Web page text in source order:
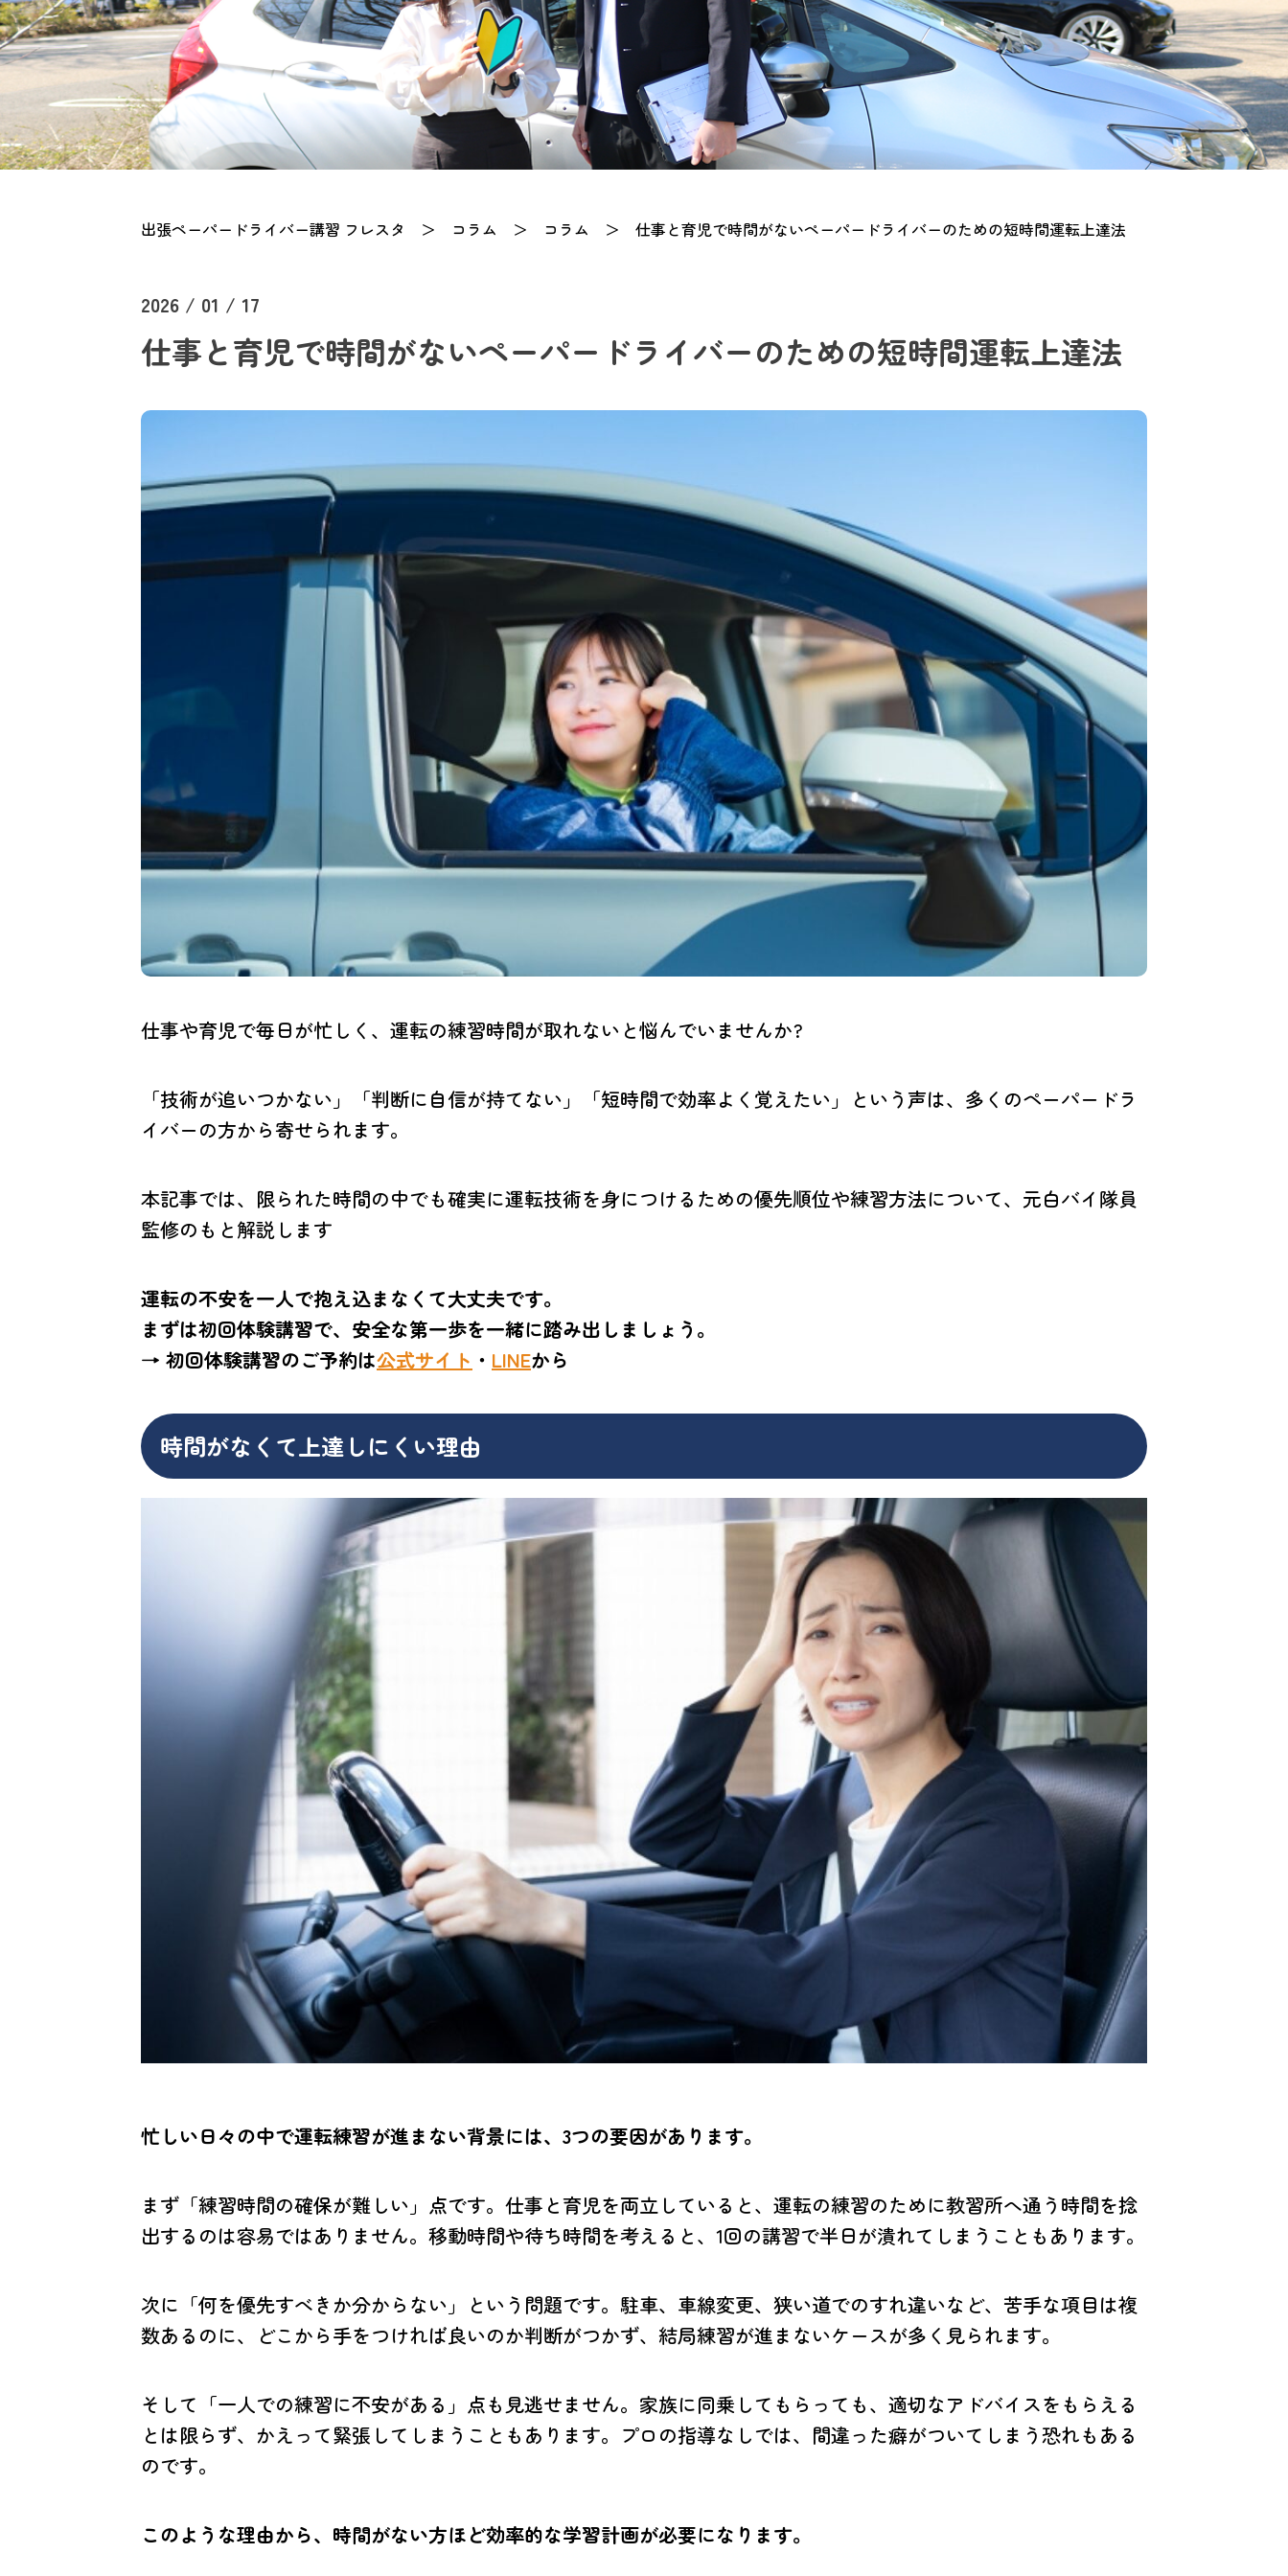
出張ペーパードライバー講習 フレスタ ＞ コラム ＞ コラム ＞ 仕事と育児で時間がないペーパードライバーのための短時間運転上達法
2026 / 01 / 17
仕事と育児で時間がないペーパードライバーのための短時間運転上達法
仕事や育児で毎日が忙しく、運転の練習時間が取れないと悩んでいませんか?
「技術が追いつかない」「判断に自信が持てない」「短時間で効率よく覚えたい」という声は、多くのペーパードラ
イバーの方から寄せられます。
本記事では、限られた時間の中でも確実に運転技術を身につけるための優先順位や練習方法について、元白バイ隊員
監修のもと解説します
運転の不安を一人で抱え込まなくて大丈夫です。
まずは初回体験講習で、安全な第一歩を一緒に踏み出しましょう。
→ 初回体験講習のご予約は公式サイト ・ LINEから
時間がなくて上達しにくい理由
忙しい日々の中で運転練習が進まない背景には、3つの要因があります。
まず「練習時間の確保が難しい」点です。仕事と育児を両立していると、運転の練習のために教習所へ通う時間を捻
出するのは容易ではありません。移動時間や待ち時間を考えると、1回の講習で半日が潰れてしまうこともあります。
次に「何を優先すべきか分からない」という問題です。駐車、車線変更、狭い道でのすれ違いなど、苦手な項目は複
数あるのに、どこから手をつければ良いのか判断がつかず、結局練習が進まないケースが多く見られます。
そして「一人での練習に不安がある」点も見逃せません。家族に同乗してもらっても、適切なアドバイスをもらえる
とは限らず、かえって緊張してしまうこともあります。プロの指導なしでは、間違った癖がついてしまう恐れもある
のです。
このような理由から、時間がない方ほど効率的な学習計画が必要になります。